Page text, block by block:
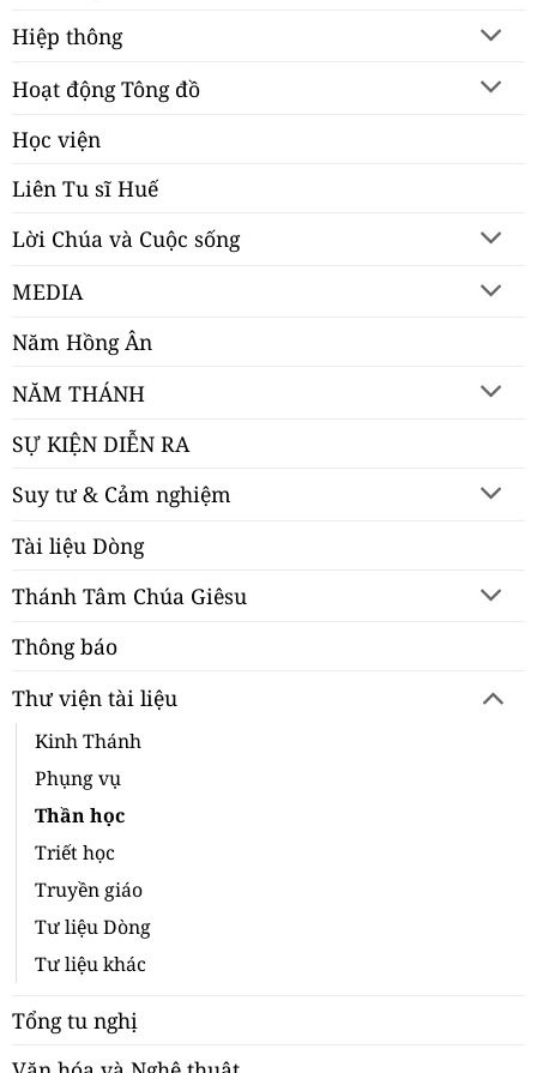
Hiệp thông
Hoạt động Tông đồ
Học viện
Liên Tu sĩ Huế
Lời Chúa và Cuộc sống
MEDIA
Năm Hồng Ân
NĂM THÁNH
SỰ KIỆN DIỄN RA
Suy tư & Cảm nghiệm
Tài liệu Dòng
Thánh Tâm Chúa Giêsu
Thông báo
Thư viện tài liệu
Kinh Thánh
Phụng vụ
Thần học
Triết học
Truyền giáo
Tư liệu Dòng
Tư liệu khác
Tổng tu nghị